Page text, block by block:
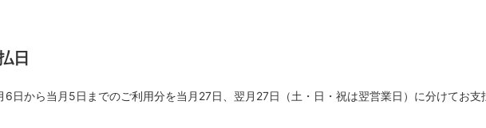
日
6日から当月5日までのご利用分を当月27日、翌月27日（土・日・祝は翌営業日）に分けてお支